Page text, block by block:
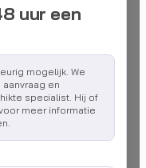
uur een
mogelijk. We
en
specialist. Hij of
meer informatie